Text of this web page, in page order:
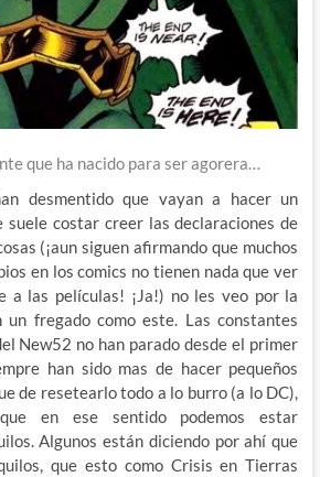
que ha nacido para ser agorera…
desmentido que vayan a hacer un
suele costar creer las declaraciones de
(¡aun siguen afirmando que muchos
en los comics no tienen nada que ver
a las películas! ¡Ja!) no les veo por la
fregado como este. Las constantes
New52 no han parado desde el primer
han sido mas de hacer pequeños
de resetearlo todo a lo burro (a lo DC),
en ese sentido podemos estar
Algunos están diciendo por ahí que
que esto como Crisis en Tierras